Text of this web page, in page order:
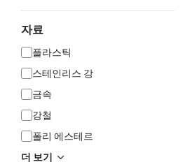
자료
플라스틱
스테인리스 강
금속
강철
폴리 에스테르
더 보기